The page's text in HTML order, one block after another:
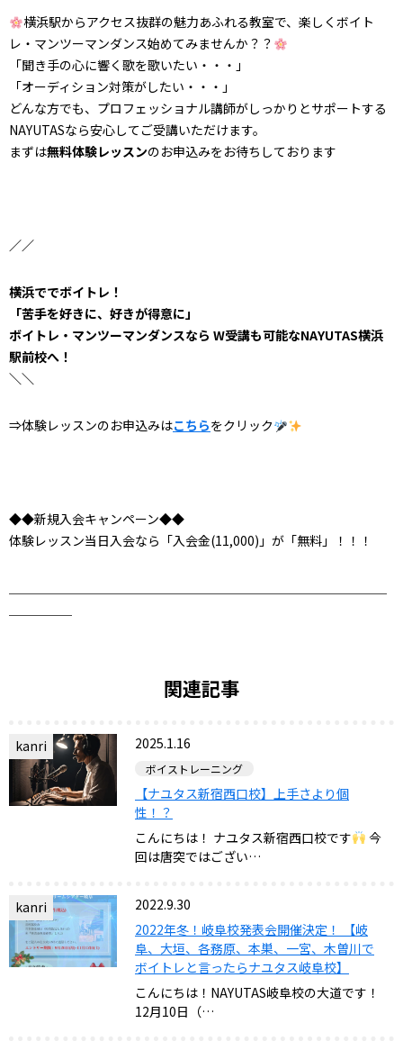
横浜駅からアクセス抜群の魅力あふれる教室で、 楽しくボイト
レ・マンツーマンダンス始めてみませんか？？
「聞き手の心に響く歌を歌いたい・・・」
「オーディション対策がしたい・・・」
どんな方でも、プロフェッショナル講師がしっかりとサポートする
NAYUTASなら安心してご受講いただけます。
まずは無料体験レッスンのお申込みをお待ちしております
／／
横浜ででボイトレ！
「苦手を好きに、好きが得意に」
ボイトレ・マンツーマンダンスなら W受講も可能なNAYUTAS横浜
駅前校へ！
＼＼
⇒体験レッスンのお申込みはこちらをクリック
◆◆新規入会キャンペーン◆◆
体験レッスン当日入会なら「入会金(11,000)」が「無料」！！！
関連記事
kanri 2025.1.16
ボイストレーニング
【ナユタス新宿西口校】上手さより個
性！？
こんにちは！ ナユタス新宿西口校です
今
回は唐突ではござい…
kanri
2022.9.30
2022年冬！岐阜校発表会開催決定！ 【岐
阜、大垣、各務原、本巣、一宮、木曽川で
ボイトレと言ったらナユタス岐阜校】
こんにちは！NAYUTAS岐阜校の大道です！
12月10日（…